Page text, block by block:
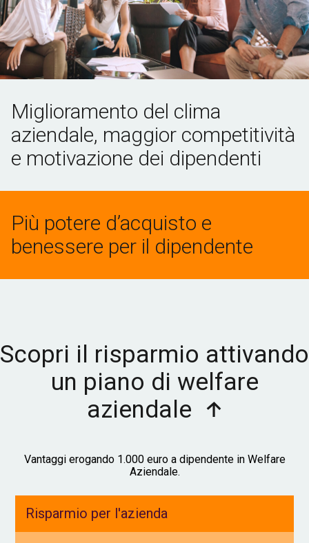
Miglioramento del clima
aziendale, maggior competitività
e motivazione dei dipendenti
Più potere d’acquisto e
benessere per il dipendente
Scopri il risparmio attivando
un piano di welfare
aziendale
Vantaggi erogando 1.000 euro a dipendente in Welfare
Aziendale.
Risparmio per l'azienda